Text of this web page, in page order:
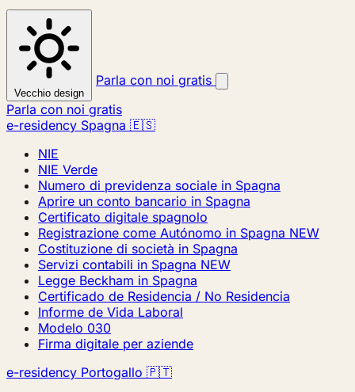
Vecchio design
Parla con noi gratis
Parla con noi gratis
e-residency Spagna 🇪🇸
NIE
NIE Verde
Numero di previdenza sociale in Spagna
Aprire un conto bancario in Spagna
Certificato digitale spagnolo
Registrazione come Autónomo in Spagna NEW
Costituzione di società in Spagna
Servizi contabili in Spagna NEW
Legge Beckham in Spagna
Certificado de Residencia / No Residencia
Informe de Vida Laboral
Modelo 030
Firma digitale per aziende
e-residency Portogallo 🇵🇹